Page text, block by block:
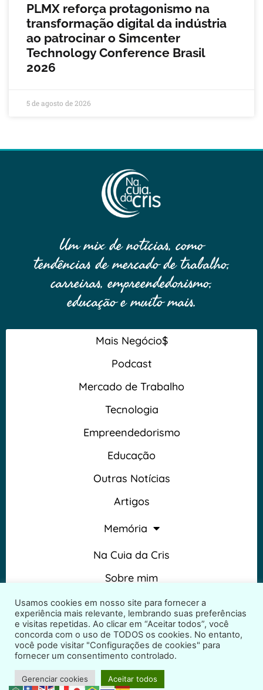
PLMX reforça protagonismo na
transformação digital da indústria
ao patrocinar o Simcenter
Technology Conference Brasil
2026
5 de agosto de 2026
Um mix de notícias, como
tendências de mercado de trabalho,
carreiras, empreendedorismo,
educação e muito mais.
Mais Negócio$
Podcast
Mercado de Trabalho
Tecnologia
Empreendedorismo
Educação
Outras Notícias
Artigos
Memória
Na Cuia da Cris
Sobre mim
Termos e Condições
2026 © Na Cuia da Cris – Todos os direitos reservados
Usamos cookies em nosso site para fornecer a
experiência mais relevante, lembrando suas preferências
e visitas repetidas. Ao clicar em “Aceitar todos”, você
concorda com o uso de TODOS os cookies. No entanto,
você pode visitar "Configurações de cookies" para
fornecer um consentimento controlado.
Gerenciar cookies Aceitar todos